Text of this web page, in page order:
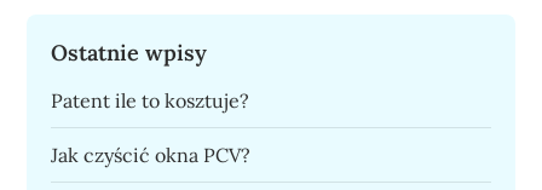
Ostatnie wpisy
Patent ile to kosztuje?
Jak czyścić okna PCV?